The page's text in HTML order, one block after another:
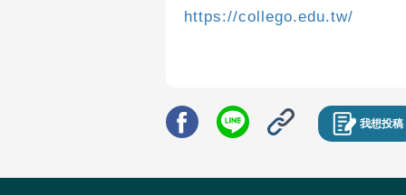
https://collego.edu.tw/
我想投稿